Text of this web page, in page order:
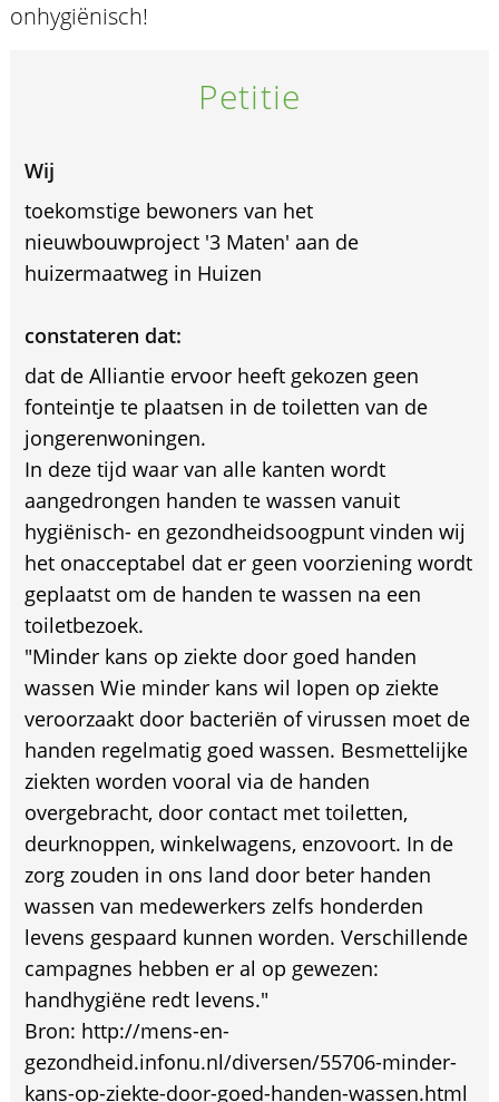
onhygiënisch!
Petitie
Wij
toekomstige bewoners van het
nieuwbouwproject '3 Maten' aan de
huizermaatweg in Huizen
constateren dat:
dat de Alliantie ervoor heeft gekozen geen
fonteintje te plaatsen in de toiletten van de
jongerenwoningen.
In deze tijd waar van alle kanten wordt
aangedrongen handen te wassen vanuit
hygiënisch- en gezondheidsoogpunt vinden wij
het onacceptabel dat er geen voorziening wordt
geplaatst om de handen te wassen na een
toiletbezoek.
"Minder kans op ziekte door goed handen
wassen Wie minder kans wil lopen op ziekte
veroorzaakt door bacteriën of virussen moet de
handen regelmatig goed wassen. Besmettelijke
ziekten worden vooral via de handen
overgebracht, door contact met toiletten,
deurknoppen, winkelwagens, enzovoort. In de
zorg zouden in ons land door beter handen
wassen van medewerkers zelfs honderden
levens gespaard kunnen worden. Verschillende
campagnes hebben er al op gewezen:
handhygiëne redt levens."
Bron: http://mens-en-
gezondheid.infonu.nl/diversen/55706-minder-
kans-op-ziekte-door-goed-handen-wassen.html